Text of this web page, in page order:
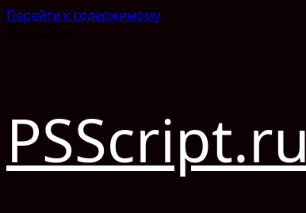
Перейти к содержимому
PSScript.ru